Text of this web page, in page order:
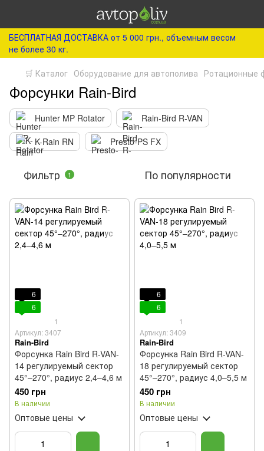
БЕСПЛАТНАЯ ДОСТАВКА от 5 000 грн., объемным весом
не более 30 кг.
🛒 Каталог Оборудование для автополива Ротационные
Форсунки Rain-Bird
Hunter MP Rotator
Rain-Bird R-VAN
K-Rain RN
Presto-PS FX
Фильтр 1 По популярности
6
6
1
Артикул: 3407
Rain-Bird
Форсунка Rain Bird R-VAN-
14 регулируемый сектор
45°–270°, радиус 2,4–4,6 м
450 грн
В наличии
Оптовые цены
6
6
1
Артикул: 3409
Rain-Bird
Форсунка Rain Bird R-VAN-
18 регулируемый сектор
45°–270°, радиус 4,0–5,5 м
450 грн
В наличии
Оптовые цены